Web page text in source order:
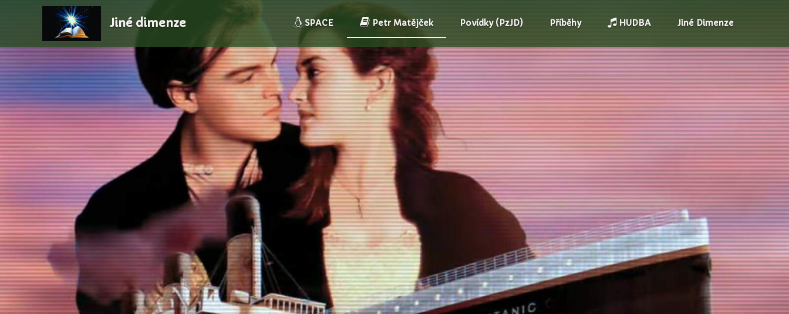
Jiné dimenze SPACE Petr Matějček Povídky (PzJD) Příběhy HUDBA Jiné Dimenze